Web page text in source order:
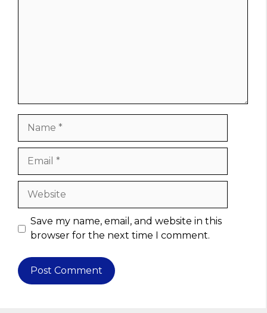
Website
Save my name, email, and website in this
browser for the next time I comment.